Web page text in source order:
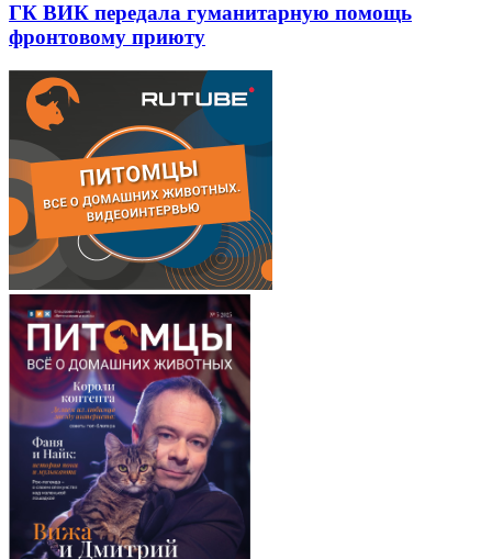
ГК ВИК передала гуманитарную помощь
фронтовому приюту